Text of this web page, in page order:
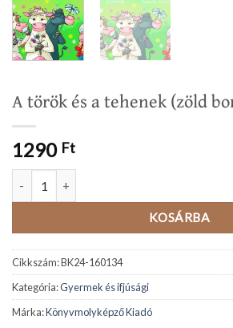
A török és a tehenek (zöld
1290 Ft
KOSÁRBA
Cikkszám:BK24-160134
Kategória:Gyermek és ifjúsági
Márka:Könyvmolyképző Kiadó